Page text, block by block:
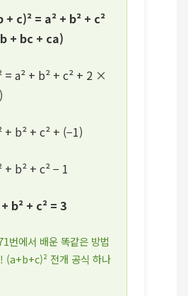
+ c)² = a² + b² + c²
+ bc + ca)
a² + b² + c² + 2 ×
+ b² + c² + (−1)
+ b² + c² − 1
b² + c² = 3
번에서 배운 똑같은 방법
(a+b+c)² 전개 공식 하나